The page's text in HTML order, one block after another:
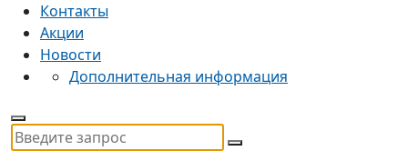
Контакты
Акции
Новости
Дополнительная информация